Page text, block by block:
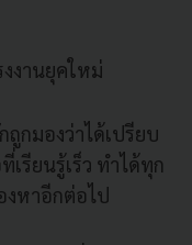
งานยุคใหม่
กมองว่าได้เปรียบ
รียนรู้เร็ว ทำได้ทุก
งหาอีกต่อไป